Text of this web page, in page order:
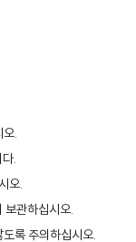
.
.
오.
관하십시오.
록 주의하십시오.